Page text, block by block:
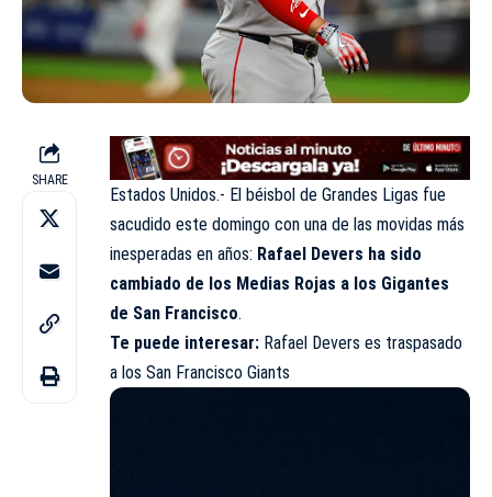
SHARE
Estados Unidos.- El béisbol de Grandes Ligas fue
sacudido este domingo con una de las movidas más
inesperadas en años: Rafael Devers ha sido
cambiado de los Medias Rojas a los Gigantes
de San Francisco.
Te puede interesar: Rafael Devers es traspasado
a los San Francisco Giants